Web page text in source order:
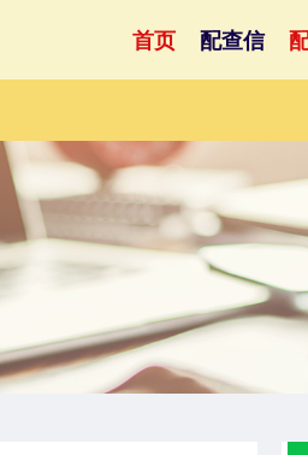
首页 配查信